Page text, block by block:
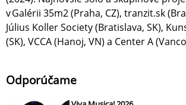
v Galérii 35m2 (Praha, CZ), tranzit.sk
Július Koller Society (Bratislava, SK),
(SK), VCCA (Hanoj, VN) a Center A
Odporúčame